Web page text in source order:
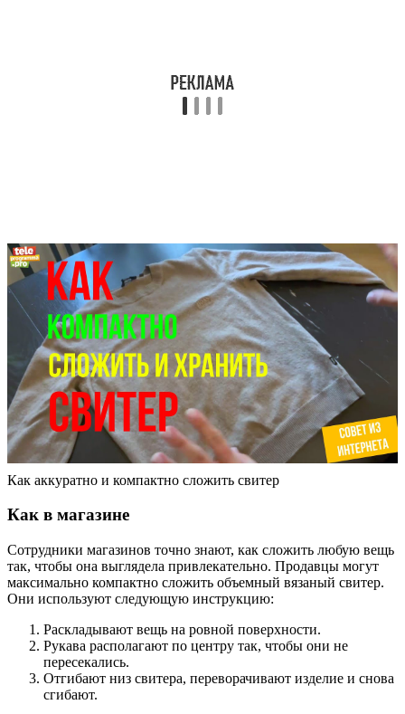
Как аккуратно и компактно сложить свитер
Как в магазине
Сотрудники магазинов точно знают, как сложить любую вещь
так, чтобы она выглядела привлекательно. Продавцы могут
максимально компактно сложить объемный вязаный свитер.
Они используют следующую инструкцию:
Раскладывают вещь на ровной поверхности.
Рукава располагают по центру так, чтобы они не
пересекались.
Отгибают низ свитера, переворачивают изделие и снова
сгибают.